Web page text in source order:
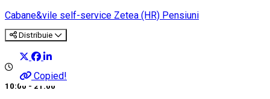
Cabane&vile self-service Zetea (HR) Pensiuni
Distribuie
Copied!
10:00 - 21:00